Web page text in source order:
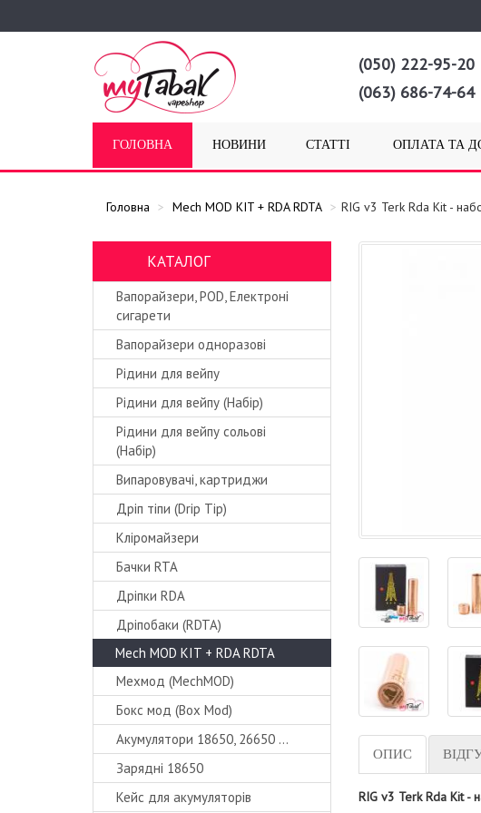
(050) 222-95-20
(063) 686-74-64
ГОЛОВНА НОВИНИ СТАТТІ ОПЛАТА ТА
Головна Mech MOD KIT + RDA RDTA RIG v3 Terk Rda Kit -
КАТАЛОГ
Вапорайзери, POD, Електроні
сигарети
Вапорайзери одноразові
Рідини для вейпу
Рідини для вейпу (Набір)
Рідини для вейпу сольові
(Набір)
Випаровувачі, картриджи
Дріп тіпи (Drip Tip)
Кліромайзери
Бачки RTA
Дріпки RDA
Дріпобаки (RDTA)
Mech MOD KIT + RDA RDTA
Мехмод (MechMOD)
Бокс мод (Box Mod)
Акумулятори 18650, 26650 ...
Зарядні 18650
Кейс для акумуляторів
ОПИС
RIG v3 Terk Rda Kit -